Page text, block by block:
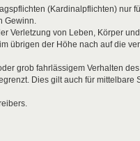
(Kardinalpflichten) nur
Gewinn.
Verletzung von Leben, Körper
übrigen der Höhe nach auf die
grob fahrlässigem Verhalten
Dies gilt auch für mittelbare